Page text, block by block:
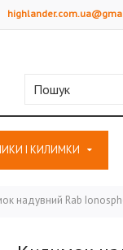
І КИЛИМКИ
надувний Rab